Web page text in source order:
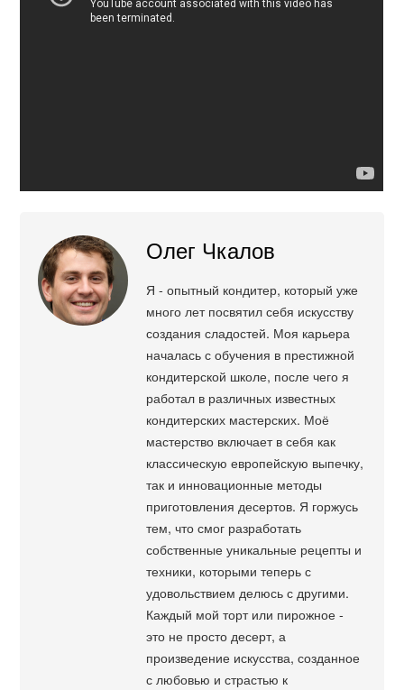
Олег Чкалов
Я - опытный кондитер, который уже
много лет посвятил себя искусству
создания сладостей. Моя карьера
началась с обучения в престижной
кондитерской школе, после чего я
работал в различных известных
кондитерских мастерских. Моё
мастерство включает в себя как
классическую европейскую выпечку,
так и инновационные методы
приготовления десертов. Я горжусь
тем, что смог разработать
собственные уникальные рецепты и
техники, которыми теперь с
удовольствием делюсь с другими.
Каждый мой торт или пирожное -
это не просто десерт, а
произведение искусства, созданное
с любовью и страстью к